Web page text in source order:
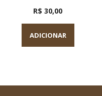
R$ 30,00
ADICIONAR